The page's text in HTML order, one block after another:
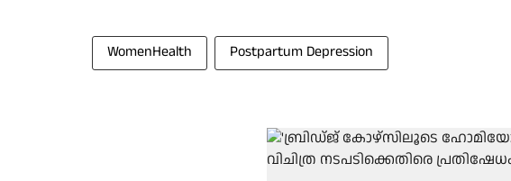
WomenHealth Postpartum Depression